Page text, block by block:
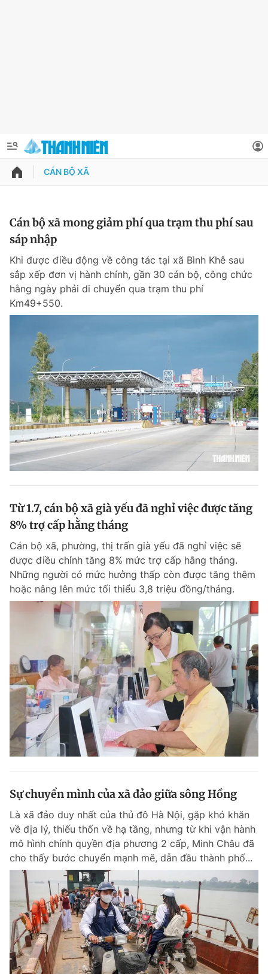
QUẢNG CÁO
Chuyên mục khác
Chào ngày mới
Tin thị trường Tin 360
Video Magazine
Sản phẩm khác
Tiện ích Bạn cần biết
Đọc Thanh Niên trên điện thoại
Hotline
0906 645 777
Liên hệ quảng cáo
0908 780 404
Đặt báo Quảng cáo RSS Tòa soạn Chính sách bảo
Tổng biên tập: Nguyễn Ngọc Toàn
Phó tổng biên tập: Trần Việt Hưng
Tổng thư ký tòa soạn: Đức Trung
Giấy phép xuất bản số 110/GP - BTTTT cấp ngày 24.3.2020
© 2003-2026 Bản quyền thuộc về Báo Thanh Niên. Cấm sao chép
dưới mọi hình thức nếu không có sự chấp thuận bằng văn bản.
Phát triển bởi ePi Technologies, JSC.
Thông tin tài khoản
Đổi mật khẩu
Tin đã lưu
Tin đã xem
CÁN BỘ XÃ
Cán bộ xã mong giảm phí qua trạm thu phí sau
sáp nhập
Khi được điều động về công tác tại xã Bình Khê sau
sắp xếp đơn vị hành chính, gần 30 cán bộ, công chức
hằng ngày phải di chuyển qua trạm thu phí
Km49+550.
Từ 1.7, cán bộ xã già yếu đã nghỉ việc được tăng
8% trợ cấp hằng tháng
Cán bộ xã, phường, thị trấn già yếu đã nghỉ việc sẽ
được điều chỉnh tăng 8% mức trợ cấp hằng tháng.
Những người có mức hưởng thấp còn được tăng thêm
hoặc nâng lên mức tối thiểu 3,8 triệu đồng/tháng.
Sự chuyển mình của xã đảo giữa sông Hồng
Là xã đảo duy nhất của thủ đô Hà Nội, gặp khó khăn
về địa lý, thiếu thốn về hạ tầng, nhưng từ khi vận hành
mô hình chính quyền địa phương 2 cấp, Minh Châu đã
cho thấy bước chuyển mạnh mẽ, dẫn đầu thành phố...